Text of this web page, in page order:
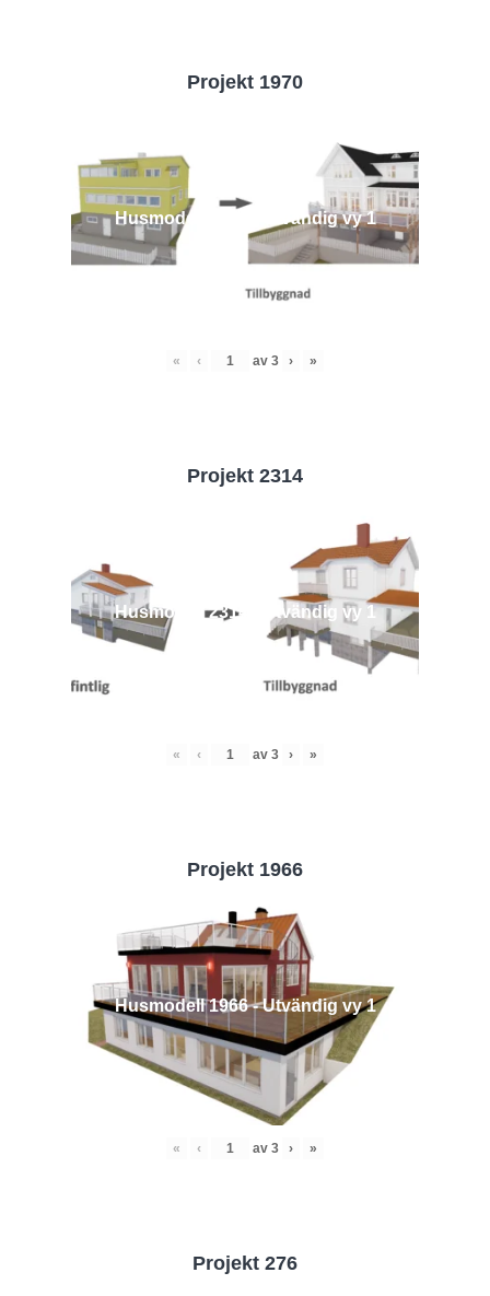
Projekt 1970
Husmodell 1970 - Utvändig vy 1
« ‹ av 3 › »
Projekt 2314
Husmodell 2314 - Utvändig vy 1
« ‹ av 3 › »
Projekt 1966
Husmodell 1966 - Utvändig vy 1
« ‹ av 3 › »
Projekt 276